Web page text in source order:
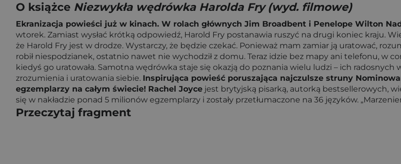
O książce Niezwykła wędrówka Harolda Fry (wyd. filmowe)
Ekranizacja powieści już w kinach. W rolach głównych Jim Broadbent i Penelope Wilton
wtorek. Zamiast wysłać krótką odpowiedź, Harold Fry postanawia ruszyć na drugi koniec kraju.
że Harold Fry jest w drodze. Wystarczy, że będzie czekać. Ponieważ mam zamiar ją uratować,
robił niespodzianek, ostatnio nawet nie wychodził z domu. Teraz idzie bez mapy ani telefonu, w
kiedyś go uratowała. Samotna wędrówka staje się okazją do poznania wielu ludzi – ich
zrozumienia i uratowania siebie. Inspirująca powieść poruszająca najczulsze struny
egzemplarzy na całym świecie! Rachel Joyce jest brytyjską pisarką, autorką bestsellerowych,
się w nakładzie ponad 5 milionów egzemplarzy i zostały przetłumaczone na 36 języków.
Przeczytaj fragment